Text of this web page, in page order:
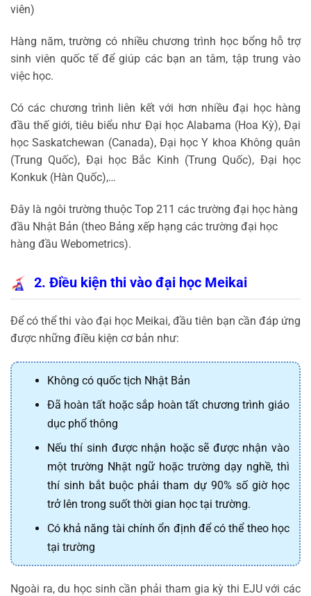
viên)
Hàng năm, trường có nhiều chương trình học bổng hỗ trợ
sinh viên quốc tế để giúp các bạn an tâm, tập trung vào
việc học.
Có các chương trình liên kết với hơn nhiều đại học hàng
đầu thế giới, tiêu biểu như Đại học Alabama (Hoa Kỳ), Đại
học Saskatchewan (Canada), Đại học Y khoa Không quân
(Trung Quốc), Đại học Bắc Kinh (Trung Quốc), Đại học
Konkuk (Hàn Quốc),…
Đây là ngôi trường thuộc Top 211 các trường đại học hàng
đầu Nhật Bản (theo Bảng xếp hạng các trường đại học
hàng đầu Webometrics).
2. Điều kiện thi vào đại học Meikai
Để có thể thi vào đại học Meikai, đầu tiên bạn cần đáp ứng
được những điều kiện cơ bản như:
Không có quốc tịch Nhật Bản
Đã hoàn tất hoặc sắp hoàn tất chương trình giáo
dục phổ thông
Nếu thí sinh được nhận hoặc sẽ được nhận vào
một trường Nhật ngữ hoặc trường dạy nghề, thì
thí sinh bắt buộc phải tham dự 90% số giờ học
trở lên trong suốt thời gian học tại trường.
Có khả năng tài chính ổn định để có thể theo học
tại trường
Ngoài ra, du học sinh cần phải tham gia kỳ thi EJU với các